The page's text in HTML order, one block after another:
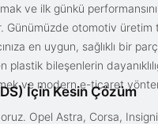
ve ilk günkü
otomotiv
en uygun, sağlıklı bir
bileşenlerin
ve modern e-ticaret
İçin Kesin Çözüm
Opel Astra, Corsa,